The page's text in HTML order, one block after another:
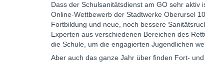
Dass der Schulsanitätsdienst am GO sehr
Online-Wettbewerb der Stadtwerke Oberursel
Fortbildung und neue, noch bessere
Experten aus verschiedenen Bereichen des
die Schule, um die engagierten Jugendlichen
Aber auch das ganze Jahr über finden Fort-